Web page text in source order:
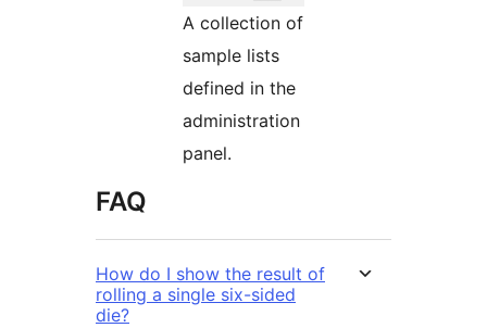
A collection of
sample lists
defined in the
administration
panel.
FAQ
How do I show the result of
rolling a single six-sided
die?